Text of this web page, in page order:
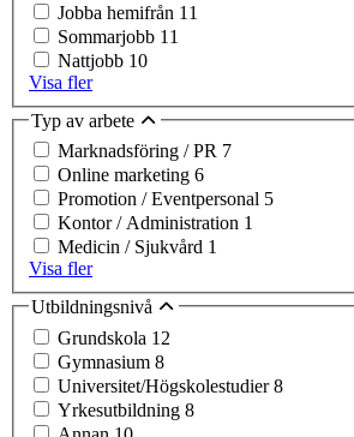
Jobba hemifrån 11
Sommarjobb 11
Nattjobb 10
Visa fler
Typ av arbete
Marknadsföring / PR 7
Online marketing 6
Promotion / Eventpersonal 5
Kontor / Administration 1
Medicin / Sjukvård 1
Visa fler
Utbildningsnivå
Grundskola 12
Gymnasium 8
Universitet/Högskolestudier8
Yrkesutbildning 8